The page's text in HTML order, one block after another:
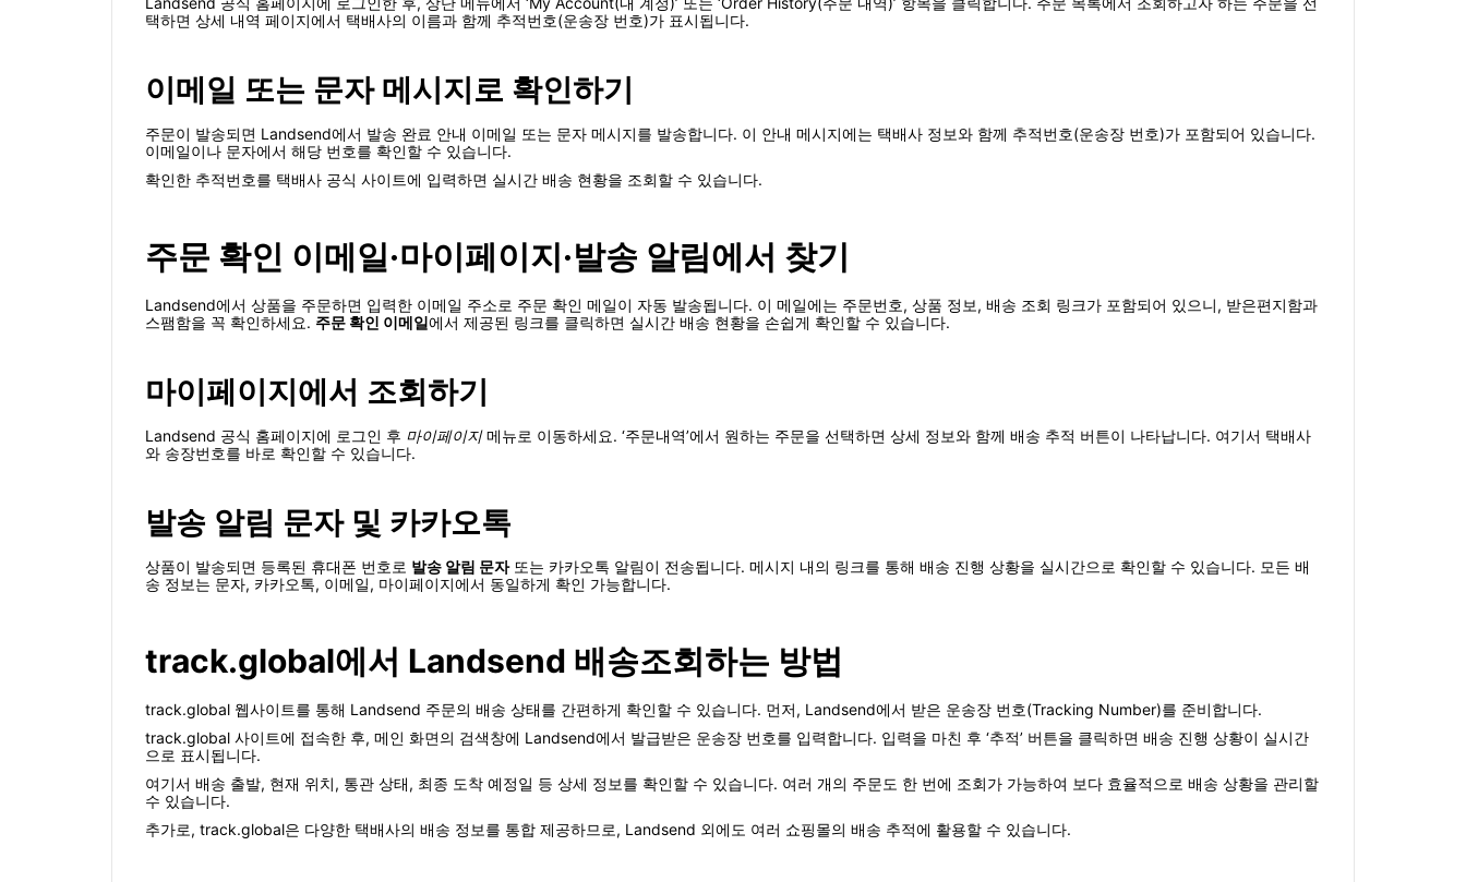
택하면 상세 내역 페이지에서 택배사의 이름과 함께 추적번호(운송장 번호)가 표시됩니다.
이메일 또는 문자 메시지로 확인하기
주문이 발송되면 Landsend에서 발송 완료 안내 이메일 또는 문자 메시지를 발송합니다. 이 안내 메시지에는 택배사 정보와 함께 추적번호(운송장 번호)가 포함되어 있습니다.
이메일이나 문자에서 해당 번호를 확인할 수 있습니다.
확인한 추적번호를 택배사 공식 사이트에 입력하면 실시간 배송 현황을 조회할 수 있습니다.
주문 확인 이메일·마이페이지·발송 알림에서 찾기
Landsend에서 상품을 주문하면 입력한 이메일 주소로 주문 확인 메일이 자동 발송됩니다. 이 메일에는 주문번호, 상품 정보, 배송 조회 링크가 포함되어 있으니, 받은편지함과
스팸함을 꼭 확인하세요. 주문 확인 이메일에서 제공된 링크를 클릭하면 실시간 배송 현황을 손쉽게 확인할 수 있습니다.
마이페이지에서 조회하기
Landsend 공식 홈페이지에 로그인 후 마이페이지메뉴로 이동하세요. ‘주문내역’에서 원하는 주문을 선택하면 상세 정보와 함께 배송 추적 버튼이 나타납니다. 여기서 택배사
와 송장번호를 바로 확인할 수 있습니다.
발송 알림 문자 및 카카오톡
상품이 발송되면 등록된 휴대폰 번호로 발송 알림 문자또는 카카오톡 알림이 전송됩니다. 메시지 내의 링크를 통해 배송 진행 상황을 실시간으로 확인할 수 있습니다. 모든 배
송 정보는 문자, 카카오톡, 이메일, 마이페이지에서 동일하게 확인 가능합니다.
track.global에서 Landsend 배송조회하는 방법
track.global 웹사이트를 통해 Landsend 주문의 배송 상태를 간편하게 확인할 수 있습니다. 먼저, Landsend에서 받은 운송장 번호(Tracking Number)를 준비합니다.
track.global 사이트에 접속한 후, 메인 화면의 검색창에 Landsend에서 발급받은 운송장 번호를 입력합니다. 입력을 마친 후 ‘추적’ 버튼을 클릭하면 배송 진행 상황이 실시간
으로 표시됩니다.
여기서 배송 출발, 현재 위치, 통관 상태, 최종 도착 예정일 등 상세 정보를 확인할 수 있습니다. 여러 개의 주문도 한 번에 조회가 가능하여 보다 효율적으로 배송 상황을 관리할
수 있습니다.
추가로, track.global은 다양한 택배사의 배송 정보를 통합 제공하므로, Landsend 외에도 여러 쇼핑몰의 배송 추적에 활용할 수 있습니다.